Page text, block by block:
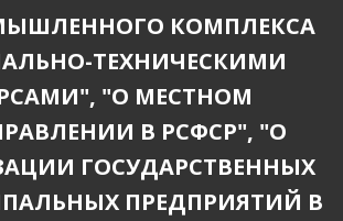
КОМПЛЕКСА
ТЕХНИЧЕСКИМИ
"О МЕСТНОМ
В РСФСР", "О
ГОСУДАРСТВЕННЫХ
ПРЕДПРИЯТИЙ В